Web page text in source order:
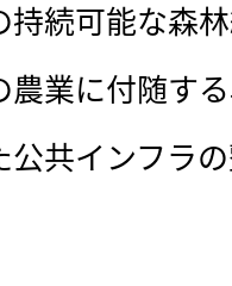
続可能な森
農業に付随す
共インフラ